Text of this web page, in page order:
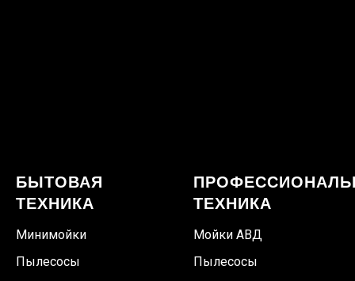
БЫТОВАЯ
ТЕХНИКА
Минимойки
Пылесосы
ТЕХНИКА
Мойки АВД
Пылесосы